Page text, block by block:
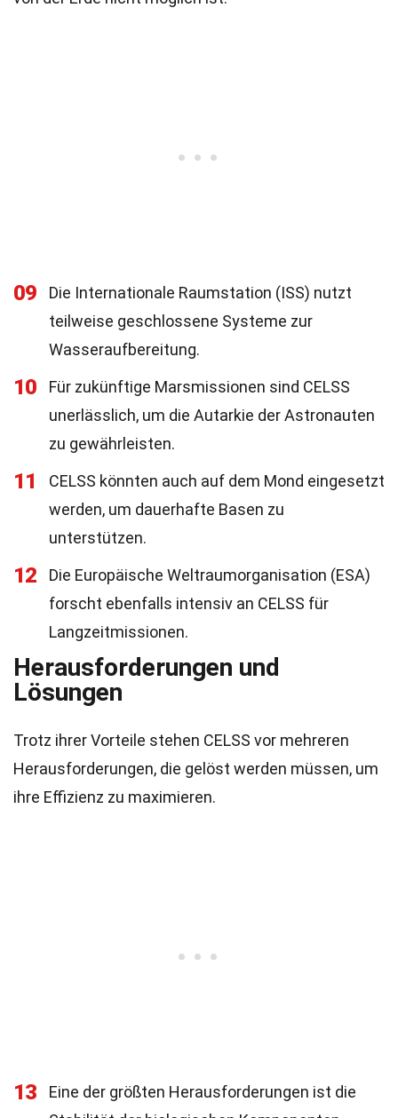
09
Die Internationale Raumstation (ISS) nutzt
teilweise geschlossene Systeme zur
Wasseraufbereitung.
10
Für zukünftige Marsmissionen sind CELSS
unerlässlich, um die Autarkie der Astronauten
zu gewährleisten.
11
CELSS könnten auch auf dem Mond eingesetzt
werden, um dauerhafte Basen zu
unterstützen.
12
Die Europäische Weltraumorganisation (ESA)
forscht ebenfalls intensiv an CELSS für
Langzeitmissionen.
Herausforderungen und
Lösungen
Trotz ihrer Vorteile stehen CELSS vor mehreren
Herausforderungen, die gelöst werden müssen, um
ihre Effizienz zu maximieren.
13
Eine der größten Herausforderungen ist die